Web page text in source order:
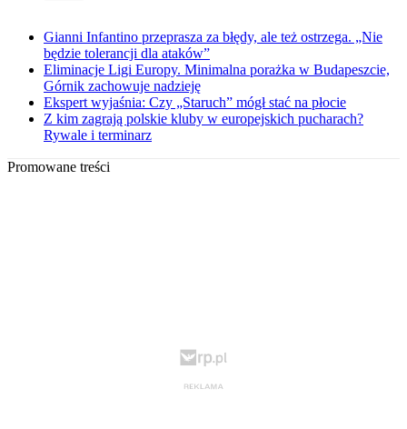
Gianni Infantino przeprasza za błędy, ale też ostrzega. „Nie
będzie tolerancji dla ataków”
Eliminacje Ligi Europy. Minimalna porażka w Budapeszcie,
Górnik zachowuje nadzieję
Ekspert wyjaśnia: Czy „Staruch” mógł stać na płocie
Z kim zagrają polskie kluby w europejskich pucharach?
Rywale i terminarz
Promowane treści